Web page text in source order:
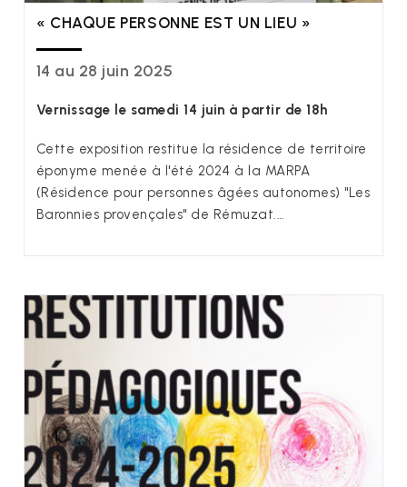
« CHAQUE PERSONNE EST UN LIEU »
14 au 28 juin 2025
Vernissage le samedi 14 juin à partir de 18h
Cette exposition restitue la résidence de territoire
éponyme menée à l'été 2024 à la MARPA
(Résidence pour personnes âgées autonomes) "Les
Baronnies provençales" de Rémuzat.…